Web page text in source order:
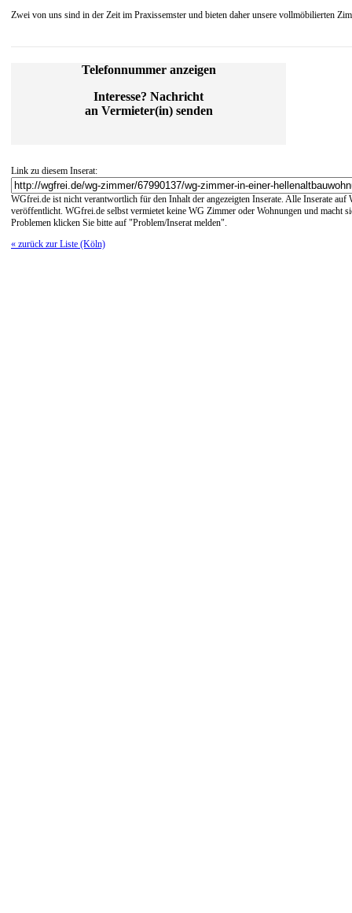
Zwei von uns sind in der Zeit im Praxissemster und bieten daher unsere vollmöbilierten
Telefonnummer anzeigen
Interesse? Nachricht
an Vermieter(in) senden
Link zu diesem Inserat:
WGfrei.de ist nicht verantwortlich für den Inhalt der angezeigten Inserate. Alle Inserate
veröffentlicht. WGfrei.de selbst vermietet keine WG Zimmer oder Wohnungen und macht
Problemen klicken Sie bitte auf "Problem/Inserat melden".
« zurück zur Liste (Köln)